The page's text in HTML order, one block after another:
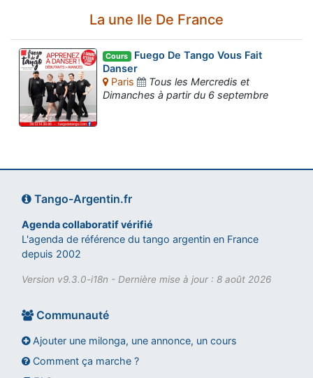
La une Ile De France
Cours Fuego De Tango Vous Fait
Danser
Paris
Tous les Mercredis et
Dimanches à partir du 6 septembre
Tango-Argentin.fr
Agenda collaboratif vérifié
L'agenda de référence du tango argentin en France
depuis 2002
Version v9.3.0-i18n - Dernière mise à jour : 8 août 2026
Communauté
Ajouter une milonga, une annonce, un cours
Comment ça marche ?